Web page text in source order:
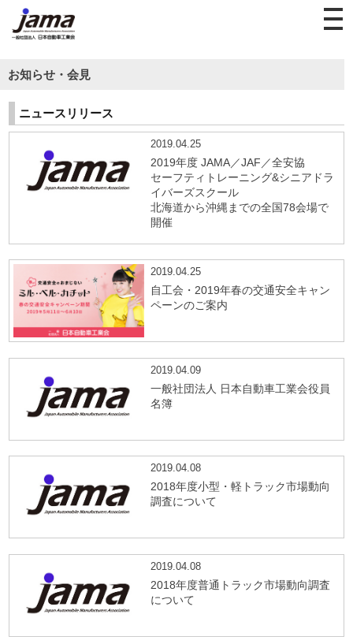
お知らせ・会見
ニュースリリース
2019.04.25
2019年度 JAMA／JAF／全安協
セーフティトレーニング&シニアドラ
イバーズスクール
北海道から沖縄までの全国78会場で
開催
2019.04.25
自工会・2019年春の交通安全キャン
ペーンのご案内
2019.04.09
一般社団法人 日本自動車工業会役員
名簿
2019.04.08
2018年度小型・軽トラック市場動向
調査について
2019.04.08
2018年度普通トラック市場動向調査
について